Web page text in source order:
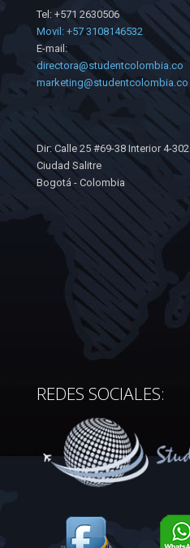
Tel: +571 2630506
Movil: +57 3108146532
E-mail:
directora@studentcolombia.co
marketing@studentcolombia.co
Dir: Calle 25 #69-38 Interior 4-302
Ciudad Salitre
Bogotá - Colombia
REDES SOCIALES: